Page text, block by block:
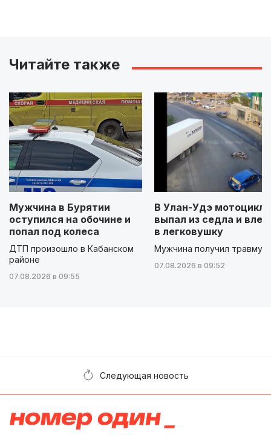
Читайте также
Мужчина в Бурятии
оступился на обочине и
попал под колеса
ДТП произошло в Кабанском
районе
07.08.2026 в 09:55
В Улан-Удэ
выпал из седла и
в легковушку
Мужчина получил травму
07.08.2026 в 09:52
Следующая новость